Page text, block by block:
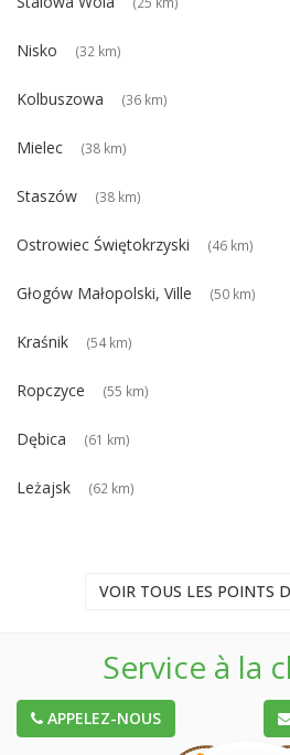
Nisko (32 km)
Kolbuszowa (36 km)
Mielec (38 km)
Staszów (38 km)
Ostrowiec Świętokrzyski (46 km)
Głogów Małopolski, Ville (50 km)
Kraśnik (54 km)
Ropczyce (55 km)
Dębica (61 km)
Leżajsk (62 km)
VOIR TOUS LES POINTS
Service à la
APPELEZ-NOUS